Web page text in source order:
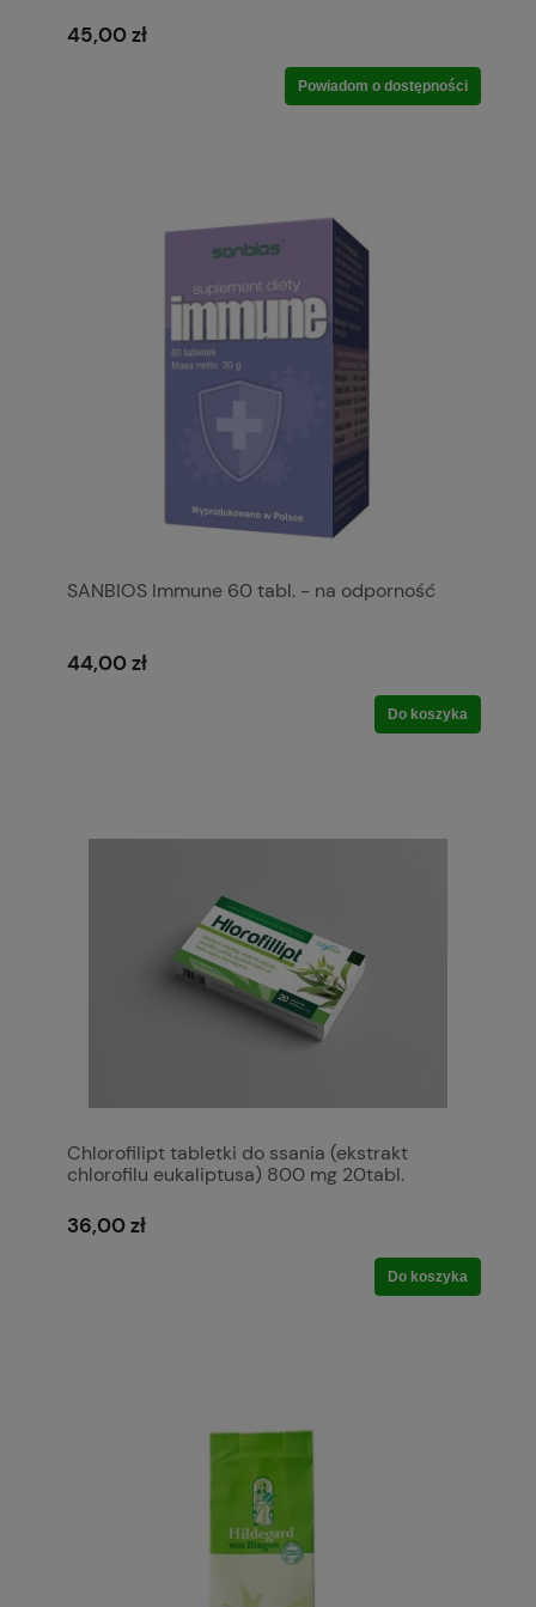
45,00 zł
Powiadom o dostępności
SANBIOS Immune 60 tabl. - na odporność
44,00 zł
Do koszyka
Chlorofilipt tabletki do ssania (ekstrakt
chlorofilu eukaliptusa) 800 mg 20tabl.
36,00 zł
Do koszyka